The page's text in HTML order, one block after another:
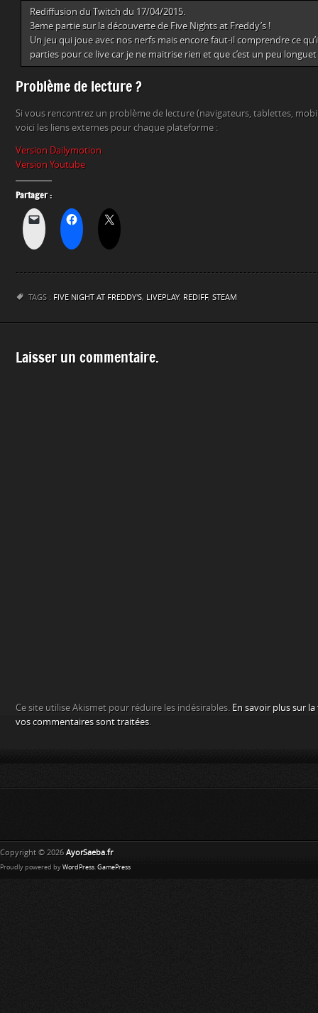
Rediffusion du Twitch du 17/04/2015.
3eme partie sur la découverte de Five Nights at Freddy’s !
Un jeu qui joue avec nos nerfs mais encore faut-il comprendre ce
parties pour ce live car je ne maitrise rien et que c’est un peu
Problème de lecture ?
Si vous rencontrez un problème de lecture (navigateurs, tablettes,
voici les liens externes pour chaque plateforme :
Version Dailymotion
Version Youtube
Partager :
TAGS : FIVE NIGHT AT FREDDY'S, LIVEPLAY, REDIFF, STEAM
Laisser un commentaire.
Ce site utilise Akismet pour réduire les indésirables. En savoir plus sur
vos commentaires sont traitées.
Copyright © 2026 AyorSaeba.fr
Proudly powered by WordPress. GamePress